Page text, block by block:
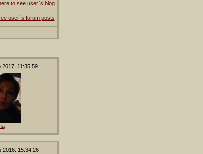
to see user`s blog
user`s forum posts
2017. 11:35:59
2016. 15:34:26